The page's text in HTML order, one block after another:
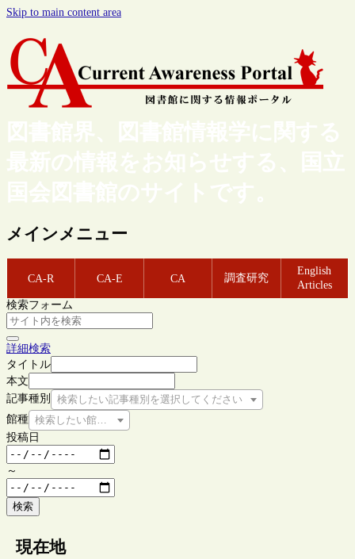
Skip to main content area
図書館界、図書館情報学に関する
最新の情報をお知らせする、国立
国会図書館のサイトです。
メインメニュー
CA-R CA-E CA 調査研究
English
Articles
検索フォーム
詳細検索
タイトル
本文
記事種別
検索したい記事種別を選択してください
館種 検索したい館種を選択してください
投稿日
～
検索
現在地